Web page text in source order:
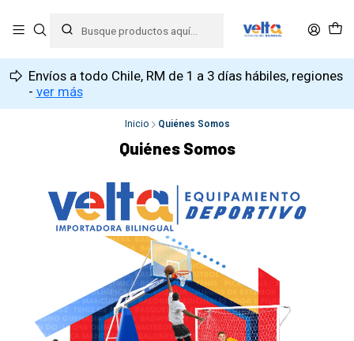
Envíos a todo Chile, RM de 1 a 3 días hábiles, regiones
- ver más
Inicio Quiénes Somos
Quiénes Somos